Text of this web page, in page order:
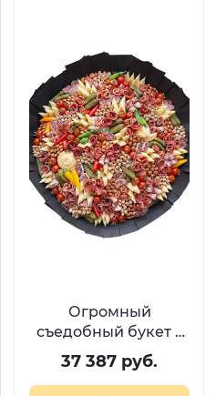
Огромный
съедобный букет с
закусками «Римские
каникулы»
37 387 руб.